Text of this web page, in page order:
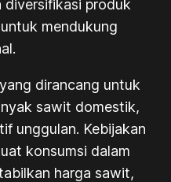
diversifikasi produk
mendukung
dirancang untuk
sawit domestik,
unggulan. Kebijakan
konsumsi dalam
harga sawit,